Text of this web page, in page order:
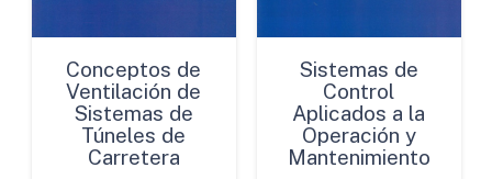
Conceptos de
Ventilación de
Sistemas de
Túneles de
Carretera
Sistemas de
Control
Aplicados a la
Operación y
Mantenimiento